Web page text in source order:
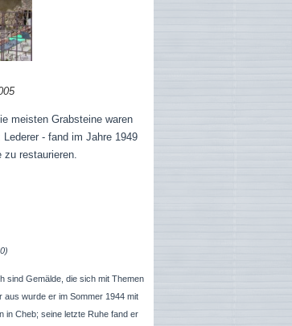
meisten Grabsteine waren
- fand im Jahre 1949
zu restaurieren.
sind Gemälde, die sich mit Themen
aus wurde er im Sommer 1944 mit
in Cheb; seine letzte Ruhe fand er